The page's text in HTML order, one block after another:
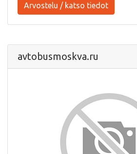
Arvostelu / katso tiedot
avtobusmoskva.ru